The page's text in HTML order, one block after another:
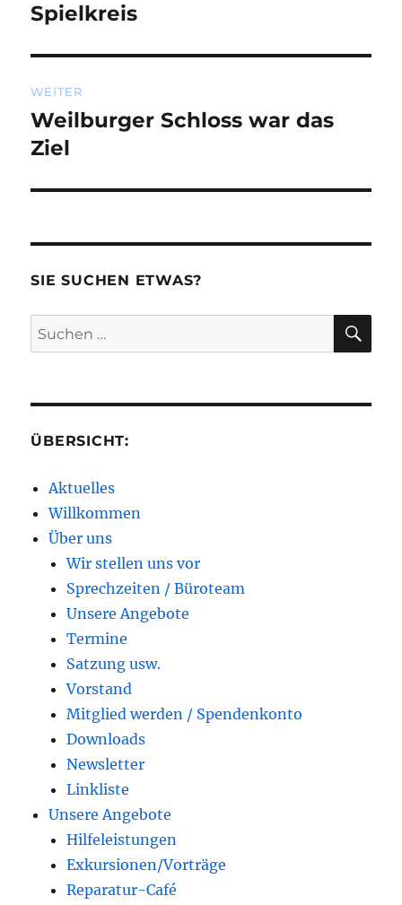
Vorheriger
Spielkreis
WEITER
Nächster
Beitrag:
Weilburger Schloss war das
Ziel
SIE SUCHEN ETWAS?
Suchen
nach:
ÜBERSICHT:
Aktuelles
Willkommen
Über uns
Wir stellen uns vor
Sprechzeiten / Büroteam
Unsere Angebote
Termine
Satzung usw.
Vorstand
Mitglied werden / Spendenkonto
Downloads
Newsletter
Linkliste
Unsere Angebote
Hilfeleistungen
Exkursionen/Vorträge
Reparatur-Café